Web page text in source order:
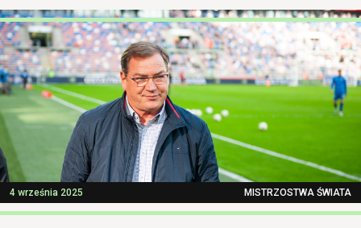
4 września 2025 MISTRZOSTWA ŚWIATA